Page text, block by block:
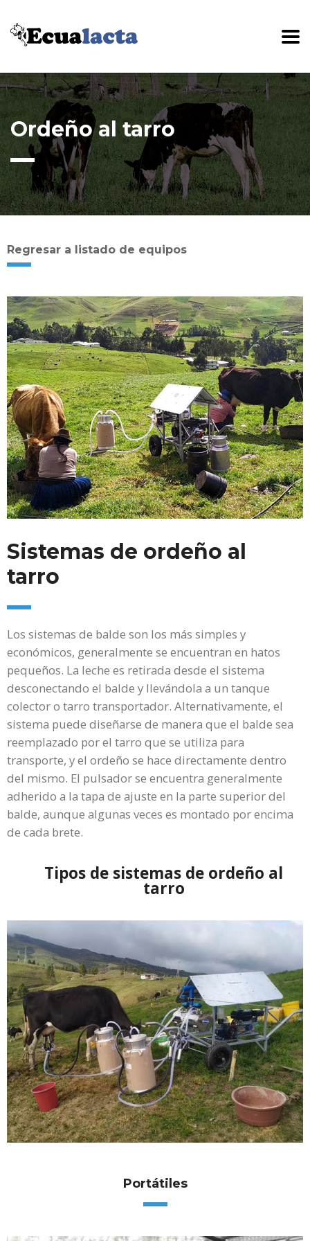
Ordeño al tarro
Regresar a listado de equipos
Sistemas de ordeño al
tarro
Los sistemas de balde son los más simples y
económicos, generalmente se encuentran en hatos
pequeños. La leche es retirada desde el sistema
desconectando el balde y llevándola a un tanque
colector o tarro transportador. Alternativamente, el
sistema puede diseñarse de manera que el balde sea
reemplazado por el tarro que se utiliza para
transporte, y el ordeño se hace directamente dentro
del mismo. El pulsador se encuentra generalmente
adherido a la tapa de ajuste en la parte superior del
balde, aunque algunas veces es montado por encima
de cada brete.
Tipos de sistemas de ordeño al
tarro
Portátiles